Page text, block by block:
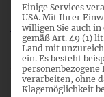
29. Juli 2016
Einige Services
USA. Mit Ihrer
willigen Sie auch
gemäß Art. 49 (1)
Land mit
ein. Es besteht
verarbeiten, ohne
Klagemöglichkeit